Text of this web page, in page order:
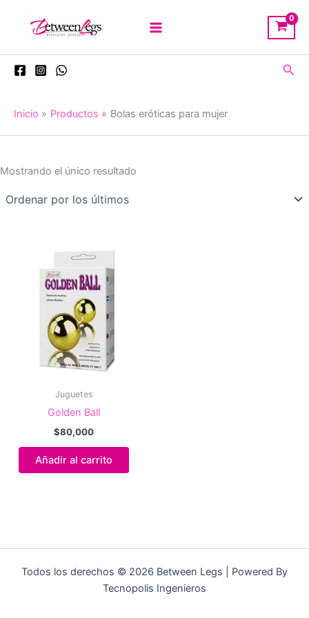
Inicio Productos Bolas eróticas para mujer
Mostrando el único resultado
Juguetes
Golden Ball
$80,000
Añadir al carrito
Todos los derechos © 2026 Between Legs | Powered By
Tecnopolis Ingenieros